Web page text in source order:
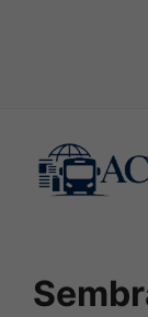
contenuto